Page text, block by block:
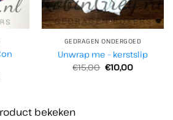
GEDRAGEN ONDERGOED
Unwrap me – kerstslip
€15,00 Oorspronkelijke
prijs
€10,00Huidige
bekeken